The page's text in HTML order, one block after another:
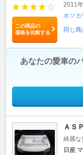
この商品の
価格を比較する
2011
ホソカ
同じ
あなたの愛車の
ＡＳ
綺麗な
日産